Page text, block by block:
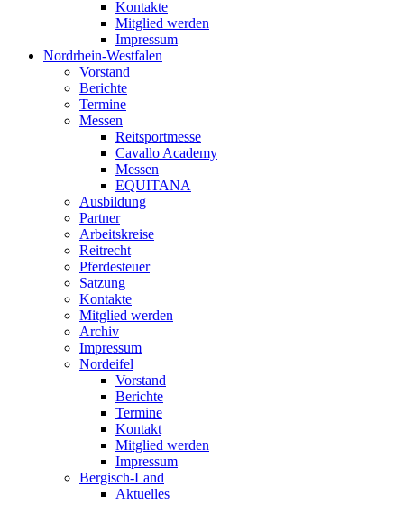
Kontakte
Mitglied werden
Impressum
Nordrhein-Westfalen
Vorstand
Berichte
Termine
Messen
Reitsportmesse
Cavallo Academy
Messen
EQUITANA
Ausbildung
Partner
Arbeitskreise
Reitrecht
Pferdesteuer
Satzung
Kontakte
Mitglied werden
Archiv
Impressum
Nordeifel
Vorstand
Berichte
Termine
Kontakt
Mitglied werden
Impressum
Bergisch-Land
Aktuelles